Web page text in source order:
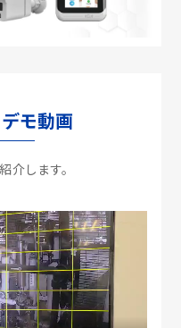
モ動画
介します。